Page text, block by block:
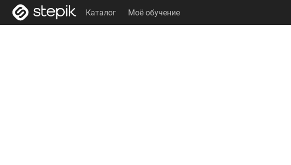
Каталог Моё обучение